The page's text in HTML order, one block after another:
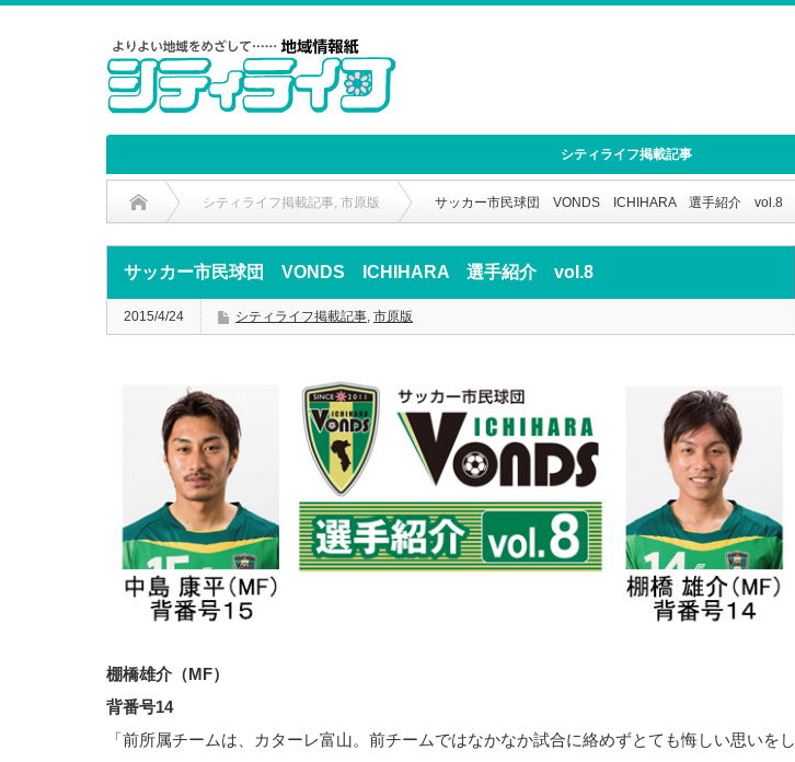
シティライフ掲載記事
シティライフ掲載記事, 市原版 サッカー市民球団 VONDS ICHIHARA 選手紹介 vol.8
サッカー市民球団 VONDS ICHIHARA 選手紹介 vol.8
2015/4/24 シティライフ掲載記事, 市原版
棚橋雄介（MF）
背番号14
「前所属チームは、カターレ富山。前チームではなかなか試合に絡めずとても悔しい思いをし